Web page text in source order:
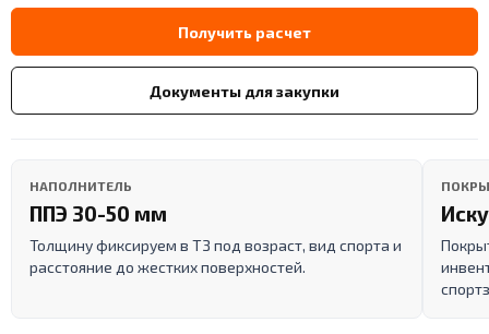
Получить расчет
Документы для закупки
НАПОЛНИТЕЛЬ
ППЭ 30-50 мм
Толщину фиксируем в ТЗ под возраст, вид спорта и
расстояние до жестких поверхностей.